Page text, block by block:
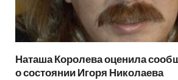
Наташа Королева оценила
о состоянии Игоря Николаева